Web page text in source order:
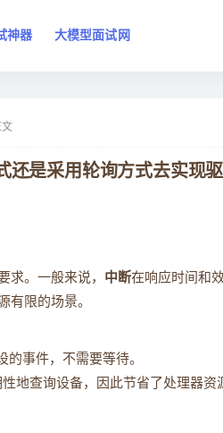
神器 大模型面试网
文
是采用轮询方式去实现驱
求。一般来说， 中断在响应时间和
有限的场景。
事件，不需要等待。
地查询设备，因此节省了处理器资